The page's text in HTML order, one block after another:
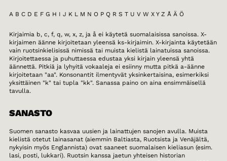
A B C D E F G H I J K L M N O P Q R S T U V W X Y Z Å Ä Ö
Kirjaimia b, c, f, q, w, x, z, ja å ei käytetä suomalaisissa sanoissa. X-
kirjaimen äänne kirjoitetaan yleensä ks-kirjaimin. X-kirjainta käytetään
vain ruotsinkielisissä nimissä tai muista kielistä lainatuissa sanoissa.
Kirjoitettaessa ja puhuttaessa edustaa yksi kirjain yleensä yhtä
äännettä. Pitkiä ja lyhyitä vokaaleja ei esiinny mutta pitkä a-äänne
kirjoitetaan "aa". Konsonantit ilmentyvät yksinkertaisina, esimerkiksi
yksittäinen "k" tai tupla "kk". Sanassa paino on aina ensimmäisellä
tavulla.
SANASTO
Suomen sanasto kasvaa uusien ja lainattujen sanojen avulla. Muista
kielistä otetut lainasanat (aiemmin Baltiasta, Ruotsista ja Venäjältä,
nykyisin myös Englannista) ovat saaneet suomalaisen kieliasun (esim.
lasi, posti, lukkari). Ruotsin kanssa jaetun yhteisen historian